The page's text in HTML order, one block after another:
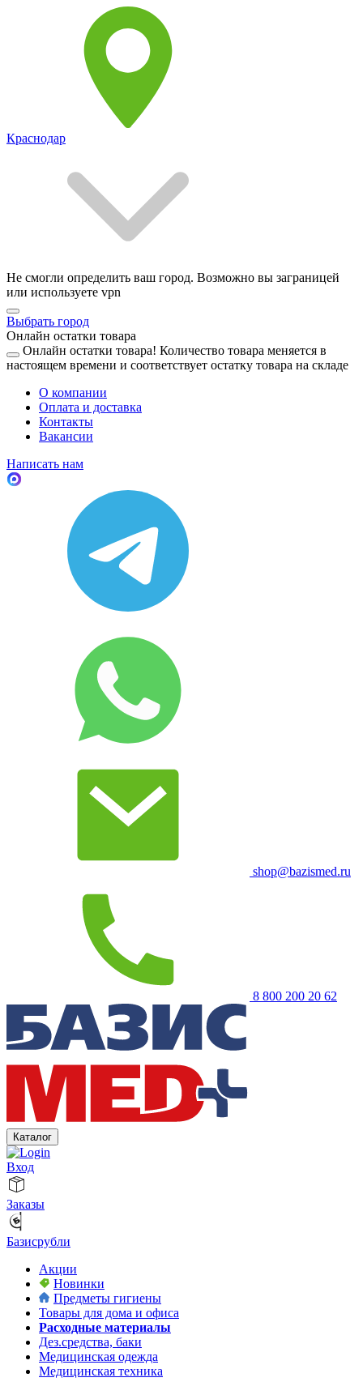
Краснодар
Не смогли определить ваш город. Возможно вы заграницей
или используете vpn
Выбрать город
Онлайн остатки товара
Онлайн остатки товара! Количество товара меняется в
настоящем времени и соответствует остатку товара на складе
О компании
Оплата и доставка
Контакты
Вакансии
Написать нам
shop@bazismed.ru
8 800 200 20 62
Каталог
Вход
Заказы
Базисрубли
Акции
Новинки
Предметы гигиены
Товары для дома и офиса
Расходные материалы
Дез.средства, баки
Медицинская одежда
Медицинская техника